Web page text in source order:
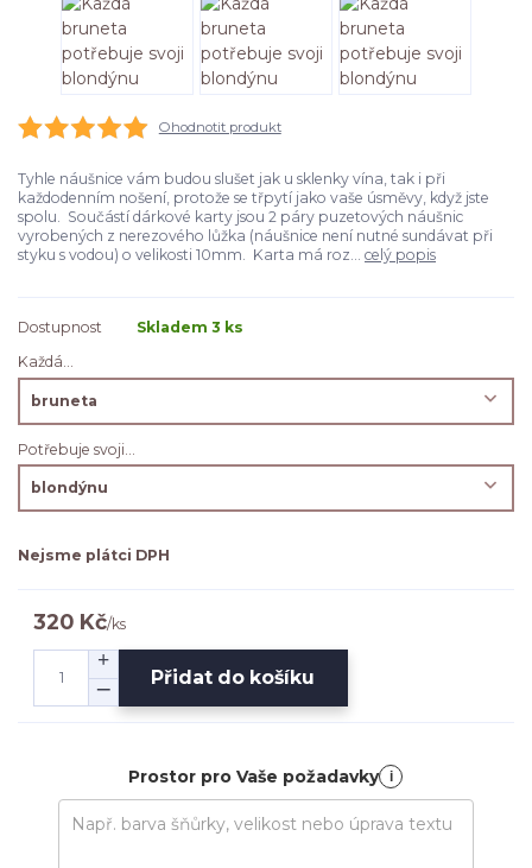
Ohodnotit produkt
Tyhle náušnice vám budou slušet jak u sklenky vína, tak i při
každodenním nošení, protože se třpytí jako vaše úsměvy, když jste
spolu. Součástí dárkové karty jsou 2 páry puzetových náušnic
vyrobených z nerezového lůžka (náušnice není nutné sundávat při
styku s vodou) o velikosti 10mm. Karta má roz... celý popis
Dostupnost
Skladem 3 ks
Každá...
Potřebuje svoji...
Nejsme plátci DPH
320 Kč/ks
Přidat do košíku
Prostor pro Vaše požadavky i